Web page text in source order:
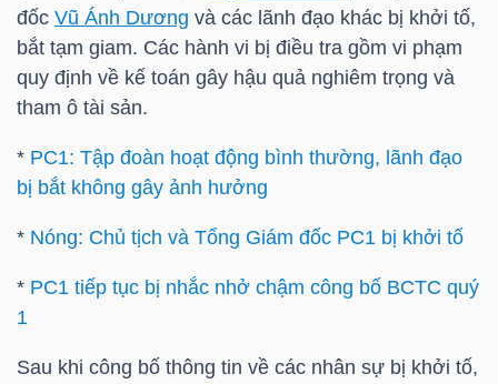
đốc Vũ Ánh Dương và các lãnh đạo khác bị khởi tố,
bắt tạm giam. Các hành vi bị điều tra gồm vi phạm
quy định về kế toán gây hậu quả nghiêm trọng và
tham ô tài sản.
* PC1: Tập đoàn hoạt động bình thường, lãnh đạo
bị bắt không gây ảnh hưởng
* Nóng: Chủ tịch và Tổng Giám đốc PC1 bị khởi tố
* PC1 tiếp tục bị nhắc nhở chậm công bố BCTC quý
1
Sau khi công bố thông tin về các nhân sự bị khởi tố,
DỮ
LIỆU
(-)
SECTOR